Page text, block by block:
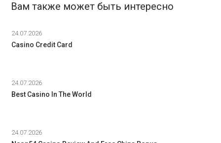
Вам также может быть интересно
24.07.2026
Casino Credit Card
24.07.2026
Best Casino In The World
24.07.2026